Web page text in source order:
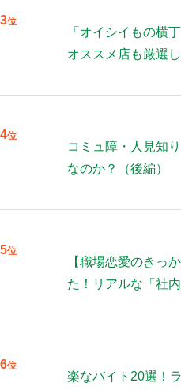
3位
「オイシイもの横
オススメ店も厳選し
4位
コミュ障・人見知
なのか？（後編）
5位
【職場恋愛のきっ
た！リアルな「社
6位
楽なバイト20選！